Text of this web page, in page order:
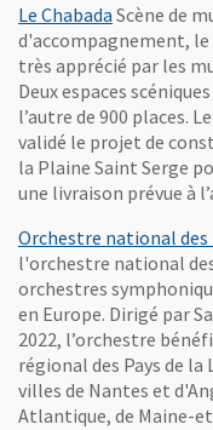
Le Chabada , Ouvre
Scène de
d'accompagnement, le
très apprécié par les
Deux espaces
l’autre de 900 places.
validé le projet de
la Plaine Saint Serge
une livraison prévue à
Orchestre national des
l'orchestre national
orchestres
en Europe. Dirigé par
2022, l’orchestre
régional des Pays de
villes de Nantes et
Atlantique, de Maine-